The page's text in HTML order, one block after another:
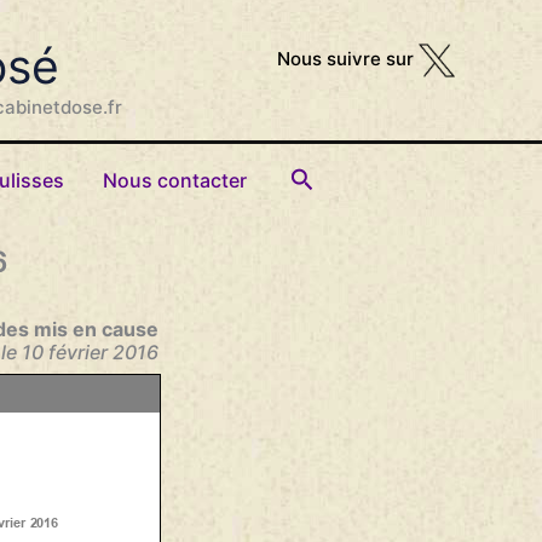
Nous suivre sur
Nous contacter Rechercher
mis en cause
10 février 2016